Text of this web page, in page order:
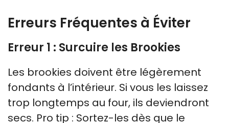
Erreurs Fréquentes à Éviter
Erreur 1 : Surcuire les Brookies
Les brookies doivent être légèrement
fondants à l’intérieur. Si vous les laissez
trop longtemps au four, ils deviendront
secs. Pro tip : Sortez-les dès que le